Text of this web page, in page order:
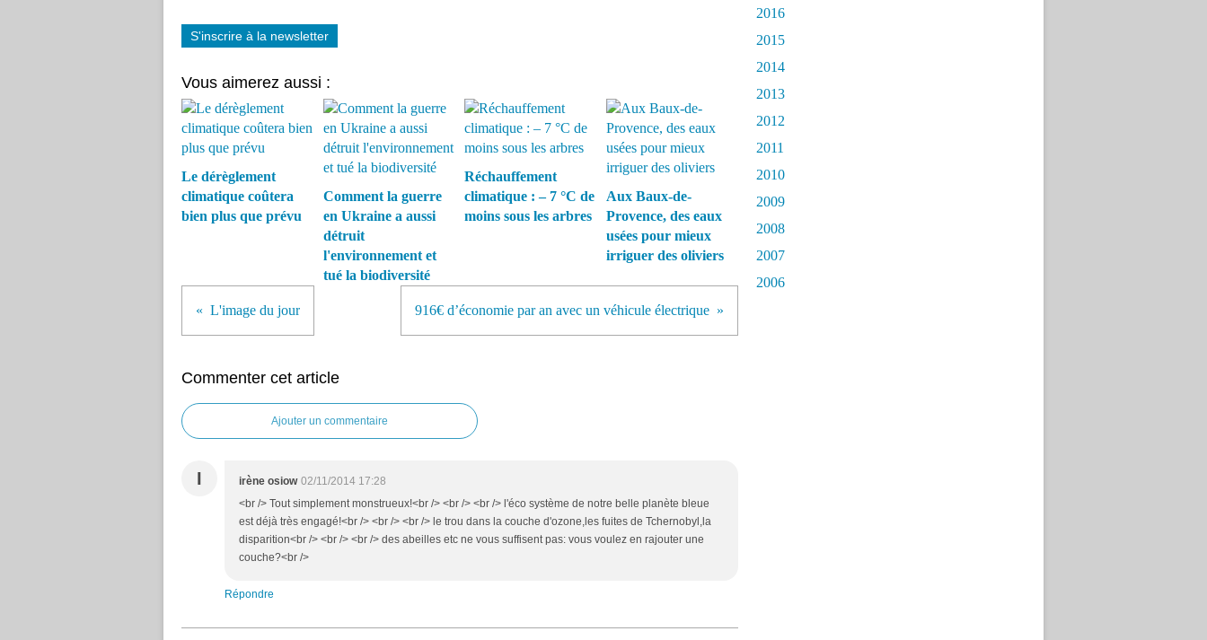
S'inscrire à la newsletter
Vous aimerez aussi :
Le dérèglement
climatique coûtera
bien plus que prévu
Comment la guerre
en Ukraine a aussi
détruit
l'environnement et
tué la biodiversité
Réchauffement
climatique : – 7 °C de
moins sous les arbres
Aux Baux-de-
Provence, des eaux
usées pour mieux
irriguer des oliviers
L'image du jour 916€ d’économie par an avec un véhicule électrique
Commenter cet article
Ajouter un commentaire
I irène osiow 02/11/2014 17:28
<br /> Tout simplement monstrueux!<br /> <br /> <br /> l'éco système de notre belle planète bleue
est déjà très engagé!<br /> <br /> <br /> le trou dans la couche d'ozone,les fuites de Tchernobyl,la
disparition<br /> <br /> <br /> des abeilles etc ne vous suffisent pas: vous voulez en rajouter une
couche?<br />
Répondre
2016
2015
2014
2013
2012
2011
2010
2009
2008
2007
2006